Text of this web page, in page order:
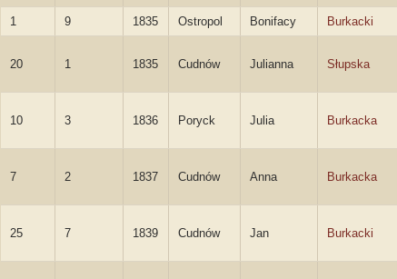
1 9 1835 Ostropol Bonifacy Burkacki
20 1 1835 Cudnów Julianna Słupska
10 3 1836 Poryck Julia Burkacka
7 2 1837 Cudnów Anna Burkacka
25 7 1839 Cudnów Jan Burkacki